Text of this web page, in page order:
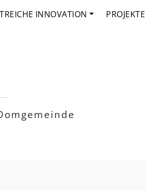
INNOVATION PROJEKTE